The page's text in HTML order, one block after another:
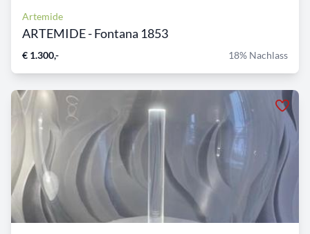
Artemide
ARTEMIDE - Fontana 1853
€ 1.300,- 18% Nachlass